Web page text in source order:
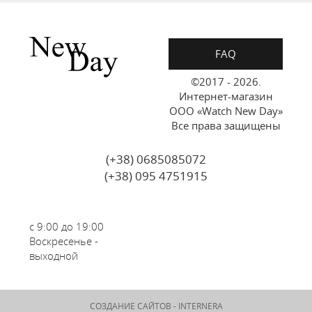
FAQ
©2017 - 2026.
Интернет-магазин
ООО «Watch New Day»
Все права защищены
(+38) 0685085072
(+38) 095 4751915
с 9:00 до 19:00
Воскресенье -
выходной
СОЗДАНИЕ САЙТОВ - INTERNERA